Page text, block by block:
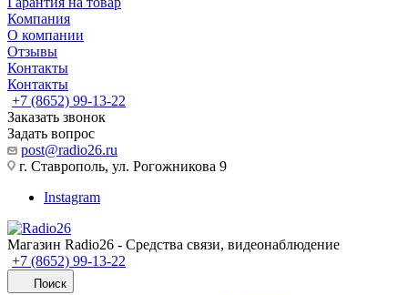
Компания
О компании
Отзывы
Контакты
Контакты
+7 (8652) 99-13-22
Заказать звонок
Задать вопрос
post@radio26.ru
г. Ставрополь, ул. Рогожникова 9
Instagram
Магазин Radio26 - Средства связи, видеонаблюдение
+7 (8652) 99-13-22
Поиск